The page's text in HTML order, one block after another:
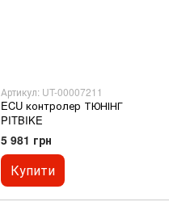
Артикул: UT-00007211
ECU контролер ТЮНІНГ
PITBIKE
5 981 грн
Купити